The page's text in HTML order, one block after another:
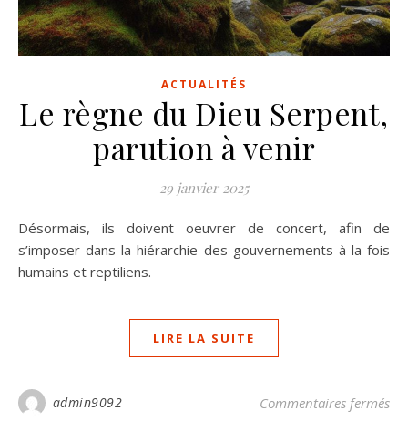
ACTUALITÉS
Le règne du Dieu Serpent,
parution à venir
29 janvier 2025
Désormais, ils doivent oeuvrer de concert, afin de
s’imposer dans la hiérarchie des gouvernements à la fois
humains et reptiliens.
LIRE LA SUITE
admin9092 Commentaires fermés